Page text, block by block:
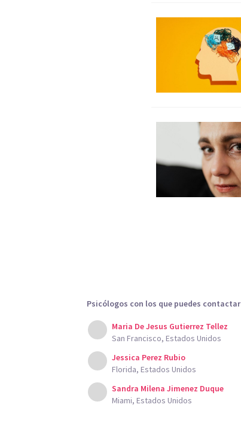
Psicólogos con los que puedes contactar
Maria De Jesus Gutierrez Tellez
San Francisco, Estados Unidos
Jessica Perez Rubio
Florida, Estados Unidos
Sandra Milena Jimenez Duque
Miami, Estados Unidos